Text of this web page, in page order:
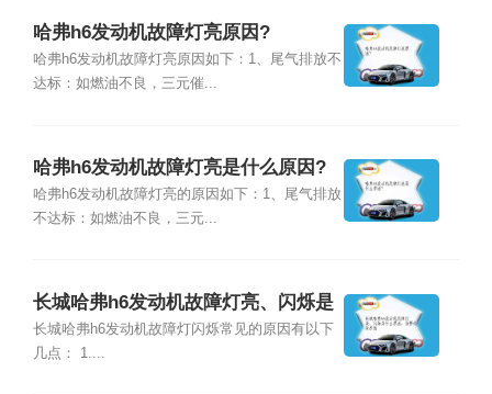
哈弗h6发动机故障灯亮原因?
哈弗h6发动机故障灯亮原因如下：1、尾气排放不
达标：如燃油不良，三元催...
哈弗h6发动机故障灯亮是什么原因?
哈弗h6发动机故障灯亮的原因如下：1、尾气排放
不达标：如燃油不良，三元...
长城哈弗h6发动机故障灯亮、闪烁是
什么原因，报警灯亮原因
长城哈弗h6发动机故障灯闪烁常见的原因有以下
几点： 1....